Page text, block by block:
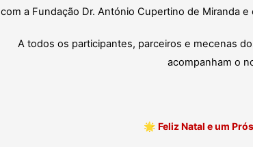
com a Fundação Dr. António Cupertino de Miranda
A todos os participantes, parceiros e mecenas
acompanham o
🌟 Feliz Natal e um